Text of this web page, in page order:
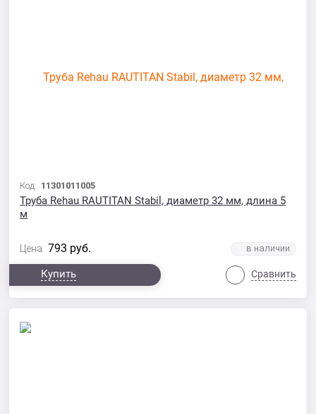
Код: 11301011005
Труба Rehau RAUTITAN Stabil, диаметр 32 мм, длина 5
м
Цена: 793 руб.
Купить Сравнить